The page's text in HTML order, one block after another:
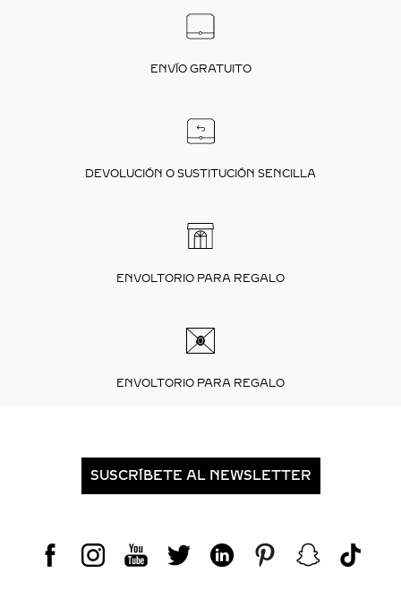
ENVÍO GRATUITO
DEVOLUCIÓN O SUSTITUCIÓN SENCILLA
ENVOLTORIO PARA REGALO
ENVOLTORIO PARA REGALO
SUSCRÍBETE AL NEWSLETTER